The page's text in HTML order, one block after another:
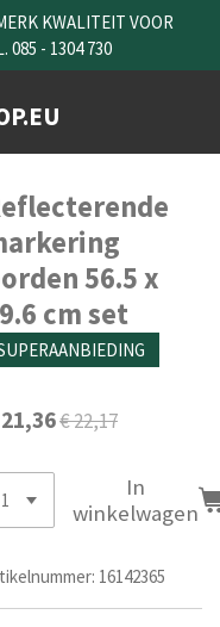
KWALITEIT VOOR
085 - 1304 730
56.5 x
cm set
€ 22,17
In
winkelwagen
16142365